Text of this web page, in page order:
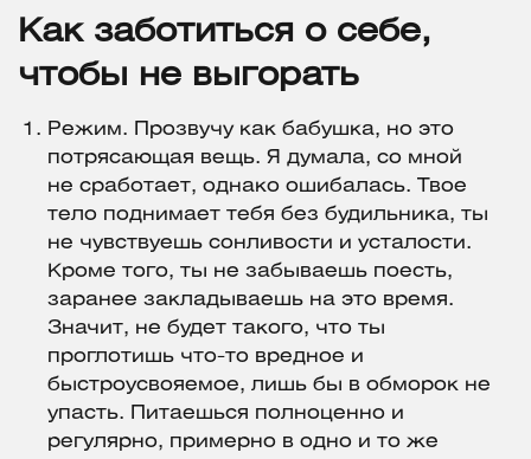
Как заботиться о себе,
чтобы не выгорать
Режим. Прозвучу как бабушка, но это
потрясающая вещь. Я думала, со мной
не сработает, однако ошибалась. Твое
тело поднимает тебя без будильника, ты
не чувствуешь сонливости и усталости.
Кроме того, ты не забываешь поесть,
заранее закладываешь на это время.
Значит, не будет такого, что ты
проглотишь что-то вредное и
быстроусвояемое, лишь бы в обморок не
упасть. Питаешься полноценно и
регулярно, примерно в одно и то же